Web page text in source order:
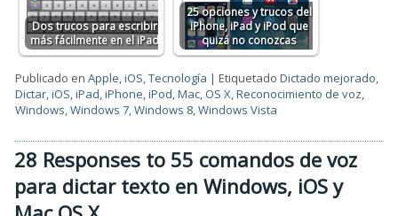
Dos trucos para escribir
más fácilmente en el iPad
25 opciones y trucos del
iPhone, iPad y iPod que
quizá no conozcas
Publicado en Apple ,iOS ,Tecnología |Etiquetado Dictado mejorado
Dictar ,iOS ,iPad ,iPhone ,iPod ,Mac OS X ,Reconocimiento de voz
Windows ,Windows 7 ,Windows 8 ,Windows Vista
28 Responses to 55 comandos de voz
para dictar texto en Windows, iOS y